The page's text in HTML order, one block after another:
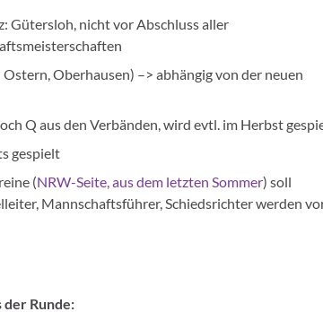
Gütersloh, nicht vor Abschluss aller
Oberhausen) –> abhängig von der neuen
Q aus den Verbänden, wird evtl. im Herbst
gespielt
(NRW-Seite, aus dem letzten Sommer) soll
Mannschaftsführer, Schiedsrichter werden
Runde: